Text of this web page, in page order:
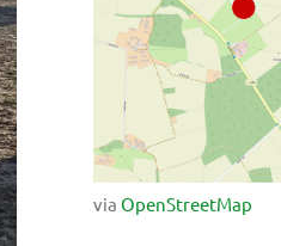
viaOpenStreetMap